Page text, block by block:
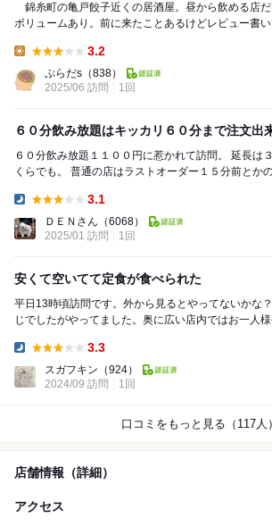
錦糸町の亀戸餃子近くの居酒屋。昼から飲める店
ボリュームあり。前に来たことあるけどレビュー書い
3.2
ぷらだs （838）
2025/06 訪問
1回
６０分飲み放題はキッカリ６０分まで注文出
６０分飲み放題１１００円に惹かれて訪問。 延長は３０分５５０円でい
くらでも。 普通の店はラストオーダー１５分前とかの設定が多い。 でも
3.1
ＤＥＮさん （6068）
2025/01 訪問
1回
安くて空いてて定食が食べられた
平日13時頃訪問です。外から見るとやってないかな
じでしたがやってました。奥に広い店内ではお一人
3.3
スガフキン （924）
2024/09 訪問
1回
口コミをもっと見る（117人）
店舗情報（詳細）
アクセス